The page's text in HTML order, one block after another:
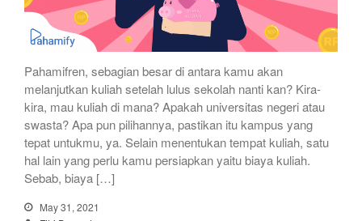
Pahamifren, sebagian besar di antara kamu akan
melanjutkan kuliah setelah lulus sekolah nanti kan? Kira-
kira, mau kuliah di mana? Apakah universitas negeri atau
swasta? Apa pun pilihannya, pastikan itu kampus yang
tepat untukmu, ya. Selain menentukan tempat kuliah, satu
hal lain yang perlu kamu persiapkan yaitu biaya kuliah.
Sebab, biaya […]
May 31, 2021